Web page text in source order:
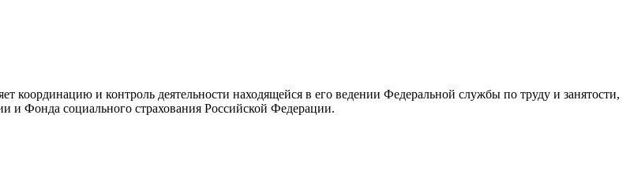
координацию и контроль деятельности находящейся в его ведении Федеральной службы по труду и занятости,
и Фонда социального страхования Российской Федерации.